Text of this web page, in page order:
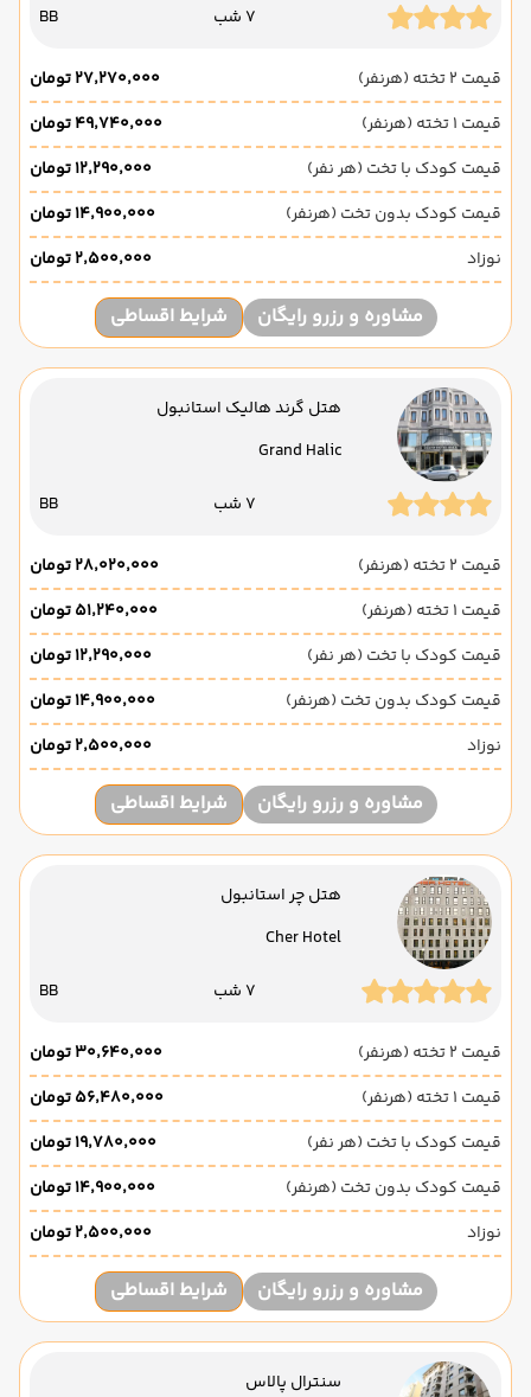
7 شب BB
قیمت 2 تخته (هرنفر)
۲۷٬۲۷۰٬۰۰۰ تومان
قیمت 1 تخته (هرنفر)
۴۹٬۷۴۰٬۰۰۰ تومان
قیمت کودک با تخت (هر نفر)
۱۲٬۲۹۰٬۰۰۰ تومان
قیمت کودک بدون تخت (هرنفر)
۱۴٬۹۰۰٬۰۰۰ تومان
نوزاد
۲٬۵۰۰٬۰۰۰ تومان
مشاوره و رزرو رایگان شرایط اقساطی
هتل گرند هالیک استانبول
Grand Halic
7 شب BB
قیمت 2 تخته (هرنفر)
۲۸٬۰۲۰٬۰۰۰ تومان
قیمت 1 تخته (هرنفر)
۵۱٬۲۴۰٬۰۰۰ تومان
قیمت کودک با تخت (هر نفر)
۱۲٬۲۹۰٬۰۰۰ تومان
قیمت کودک بدون تخت (هرنفر)
۱۴٬۹۰۰٬۰۰۰ تومان
نوزاد
۲٬۵۰۰٬۰۰۰ تومان
مشاوره و رزرو رایگان شرایط اقساطی
هتل چر استانبول
Cher Hotel
7 شب BB
قیمت 2 تخته (هرنفر)
۳۰٬۶۴۰٬۰۰۰ تومان
قیمت 1 تخته (هرنفر)
۵۶٬۴۸۰٬۰۰۰ تومان
قیمت کودک با تخت (هر نفر)
۱۹٬۷۸۰٬۰۰۰ تومان
قیمت کودک بدون تخت (هرنفر)
۱۴٬۹۰۰٬۰۰۰ تومان
نوزاد
۲٬۵۰۰٬۰۰۰ تومان
مشاوره و رزرو رایگان شرایط اقساطی
سنترال پالاس